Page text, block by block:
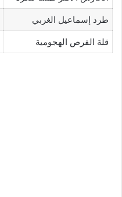
طرد إسماعيل الغربي
قلة الفرص الهجومية